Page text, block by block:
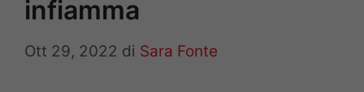
infiamma
Ott 29, 2022 di Sara Fonte